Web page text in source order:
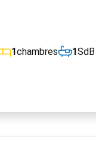
1chambres 1SdB